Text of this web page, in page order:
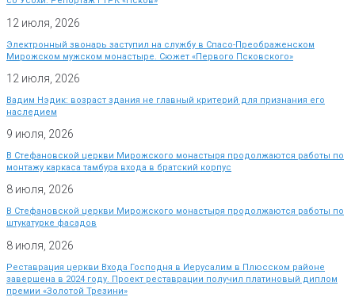
12 июля, 2026
Электронный звонарь заступил на службу в Спасо-Преображенском
Мирожском мужском монастыре. Сюжет «Первого Псковского»
12 июля, 2026
Вадим Нэдик: возраст здания не главный критерий для признания его
наследием
9 июля, 2026
В Стефановской церкви Мирожского монастыря продолжаются работы по
монтажу каркаса тамбура входа в братский корпус
8 июля, 2026
В Стефановской церкви Мирожского монастыря продолжаются работы по
штукатурке фасадов
8 июля, 2026
Реставрация церкви Входа Господня в Иерусалим в Плюсском районе
завершена в 2024 году. Проект реставрации получил платиновый диплом
премии «Золотой Трезини»